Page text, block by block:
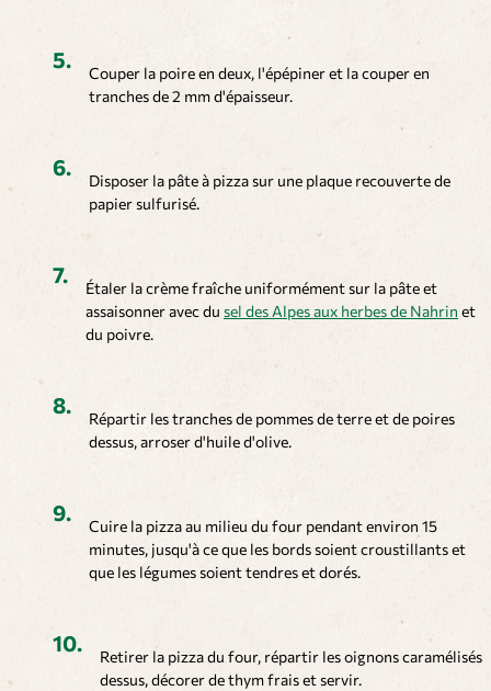
Couper la poire en deux, l'épépiner et la couper en
tranches de 2 mm d'épaisseur.
Disposer la pâte à pizza sur une plaque recouverte de
papier sulfurisé.
Étaler la crème fraîche uniformément sur la pâte et
assaisonner avec du sel des Alpes aux herbes de Nahrin et
du poivre.
Répartir les tranches de pommes de terre et de poires
dessus, arroser d'huile d'olive.
Cuire la pizza au milieu du four pendant environ 15
minutes, jusqu'à ce que les bords soient croustillants et
que les légumes soient tendres et dorés.
Retirer la pizza du four, répartir les oignons caramélisés
dessus, décorer de thym frais et servir.